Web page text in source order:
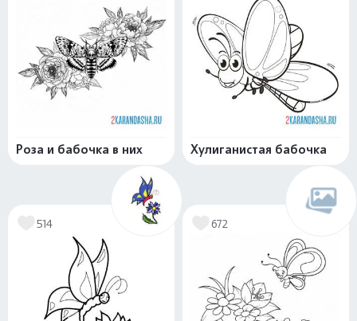
Роза и бабочка в них Хулиганистая бабочка
514 672